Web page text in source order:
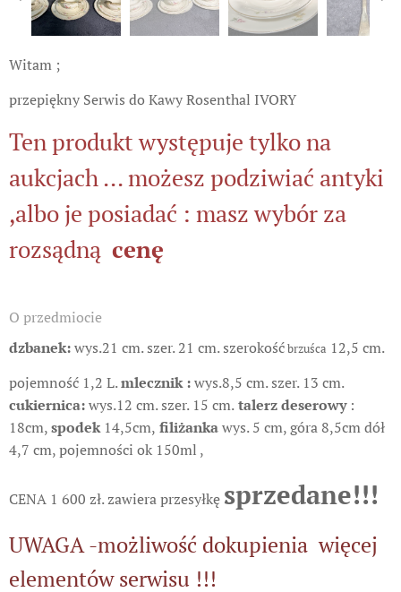
Witam ;
przepiękny Serwis do Kawy Rosenthal IVORY
Ten produkt występuje tylko na
aukcjach ... możesz podziwiać antyki
,albo je posiadać : masz wybór za
rozsądną cenę
O przedmiocie
dzbanek:wys.21 cm. szer. 21 cm. szerokośćbrzuśca 12,5 cm.
pojemność 1,2 L.mlecznik :wys.8,5 cm. szer. 13 cm.
cukiernica:wys.12 cm. szer. 15 cm.talerz deserowy:
18cm,spodek14,5cm, filiżankawys. 5 cm, góra 8,5cm dół
4,7 cm, pojemności ok 150ml ,
CENA 1 600 zł. zawiera przesyłkę sprzedane!!!
UWAGA -możliwość dokupienia więcej
elementów serwisu !!!